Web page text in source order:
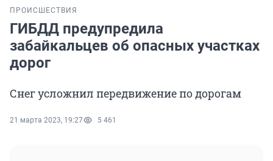
ПРОИСШЕСТВИЯ
ГИБДД предупредила
забайкальцев об опасных участках
дорог
Снег усложнил передвижение по дорогам
21 марта 2023, 19:27 5 461